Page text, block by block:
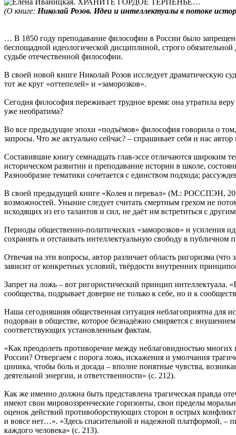
(О книге: Николай Розов. Идеи и интеллектуалы в потоке
… В 1850 году преподавание философии в России было
беспощадной идеологической дисциплиной, строго
судьбе отечественной философии.
В своей новой книге Николай Розов исследует драматическую
тот же круг «оттепелей» и «заморозков».
Сегодня философия переживает трудное время: она утратила
уже необратима?
Во все предыдущие эпохи «подъёмов» философия говорила о
запросы. Что же актуально сейчас? – спрашивает себя и нас
Составившие книгу семнадцать глав-эссе отличаются широким
историческом развитии и преподавание истории в школе,
Разнообразие тематики сочетается с единством подхода;
В своей предыдущей книге «Колея и перевал» (М.: РОССПЭН,
возможностей. Уныние следует считать смертным грехом не
исходящих из его талантов и сил, не даёт им встретиться с
Периоды общественно-политических «заморозков» и усиления
сохранять и отстаивать интеллектуальную свободу в
Отвечая на эти вопросы, автор различает область ригоризма
зависит от конкретных условий, твёрдости внутренних
Запрет на ложь – вот ригористический принцип интеллектуала.
сообщества, подрывает доверие не только к себе, но и к
Наша сегодняшняя общественная ситуация неблагоприятна для
подорван в обществе, которое безнадёжно смиряется с
соответствующих установленным фактам.
«Как преодолеть противоречие между неблаговидностью
России? Отвергаем с порога ложь, искажения и умолчания
циника, чтобы боль и досада – вполне понятные чувства,
деятельной энергии, и ответственности» (с. 212).
Как же именно должна быть представлена трагическая правда
имеют свои мировоззренческие горизонты, свои пределы
оценок действий противоборствующих сторон в острых
и вовсе нет…». «Здесь спасительной и надежной платформой, –
каждого человека» (с. 213).